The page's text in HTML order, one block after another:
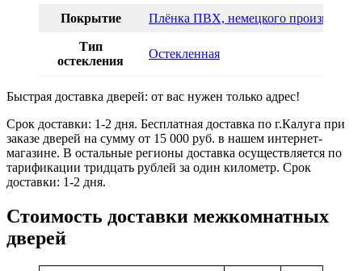
Покрытие Плёнка ПВХ, немецкого
Тип
остекления
Остекленная
Быстрая доставка дверей: от вас нужен только адрес!
Срок доставки: 1-2 дня. Бесплатная доставка по г.Калуга при
заказе дверей на сумму от 15 000 руб. в нашем интернет-
магазине. В остальные регионы доставка осуществляется по
тарификации тридцать рублей за один километр. Срок
доставки: 1-2 дня.
Стоимость доставки межкомнатных
дверей